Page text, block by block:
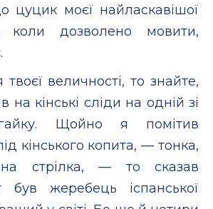
цуцик моєї найласкавішої
коли дозволено мовити,
величності, то знайте,
кінські сліди на одній зі
Щойно я помітив
кінського копита, — тонка,
стрілка, — то сказав
був жеребець іспанської